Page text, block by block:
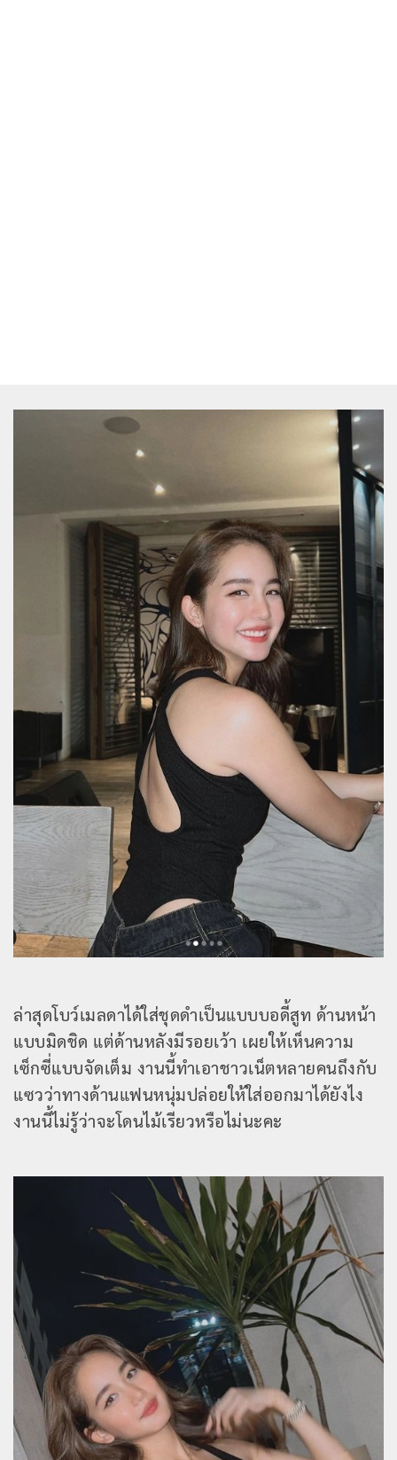
ล่าสุดโบว์เมลดาได้ใส่ชุดดำเป็นแบบบอดี้สูท ด้านหน้า
แบบมิดชิด แต่ด้านหลังมีรอยเว้า เผยให้เห็นความ
เซ็กซี่แบบจัดเต็ม งานนี้ทำเอาชาวเน็ตหลายคนถึงกับ
แซวว่าทางด้านแฟนหนุ่มปล่อยให้ใส่ออกมาได้ยังไง
งานนี้ไม่รู้ว่าจะโดนไม้เรียวหรือไม่นะคะ